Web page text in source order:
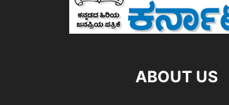
ABOUT US